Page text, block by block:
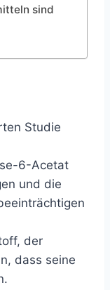
sind
Studie
6-Acetat
und die
der
dass seine